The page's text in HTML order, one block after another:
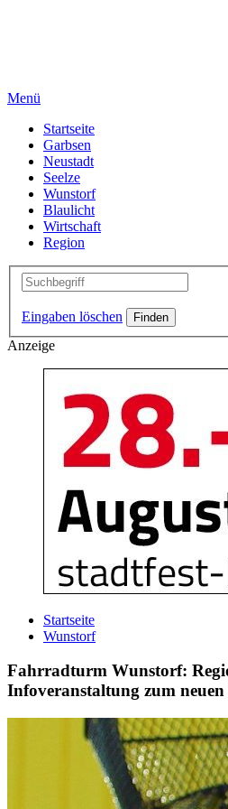
Menü
Startseite
Garbsen
Neustadt
Seelze
Wunstorf
Blaulicht
Wirtschaft
Region
Eingaben löschen
Anzeige
Startseite
Wunstorf
Fahrradturm Wunstorf:
Infoveranstaltung zum neuen